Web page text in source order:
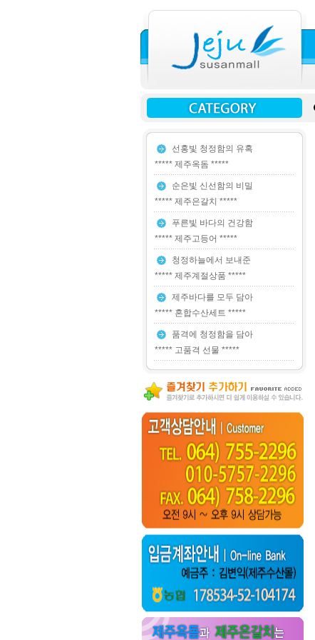
선홍빛 청정함의 유혹
***** 제주옥돔 *****
순은빛 신선함의 비밀
***** 제주은갈치 *****
푸른빛 바다의 건강함
***** 제주고등어 *****
청정하늘에서 보내준
***** 제주계절상품 *****
제주바다를 모두 담아
***** 혼합수산세트 *****
품격에 청정함을 담아
***** 고품격 선물 *****